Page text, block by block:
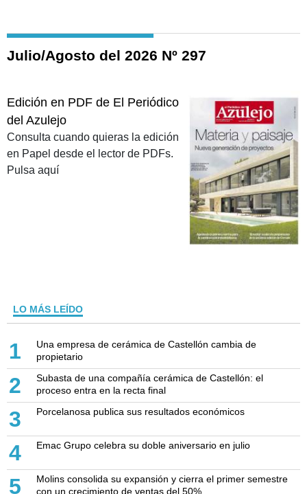
Julio/Agosto del 2026 Nº 297
Edición en PDF de El Periódico
del Azulejo
Consulta cuando quieras la edición
en Papel desde el lector de PDFs.
Pulsa aquí
LO MÁS LEÍDO
1
Una empresa de cerámica de Castellón cambia de
propietario
2
Subasta de una compañía cerámica de Castellón: el
proceso entra en la recta final
3 Porcelanosa publica sus resultados económicos
4 Emac Grupo celebra su doble aniversario en julio
5
Molins consolida su expansión y cierra el primer semestre
con un crecimiento de ventas del 50%